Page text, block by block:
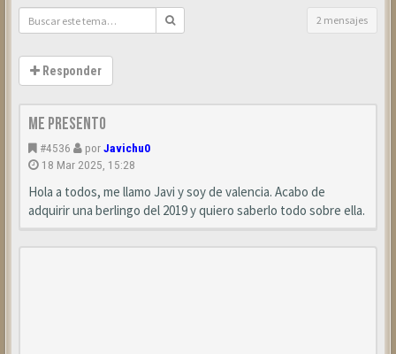
2 mensajes
Responder
Me presento
#4536 porJavichu0
18 Mar 2025, 15:28
Hola a todos, me llamo Javi y soy de valencia. Acabo de
adquirir una berlingo del 2019 y quiero saberlo todo sobre ella.